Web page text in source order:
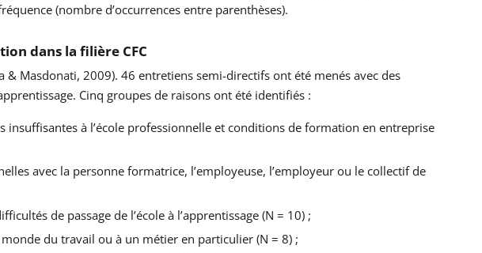
(nombre d’occurrences entre parenthèses).
dans la filière CFC
& Masdonati, 2009). 46 entretiens semi-directifs ont été menés avec des
Cinq groupes de raisons ont été identifiés :
insuffisantes à l’école professionnelle et conditions de formation en entreprise
avec la personne formatrice, l’employeuse, l’employeur ou le collectif de
de passage de l’école à l’apprentissage (N = 10) ;
du travail ou à un métier en particulier (N = 8) ;